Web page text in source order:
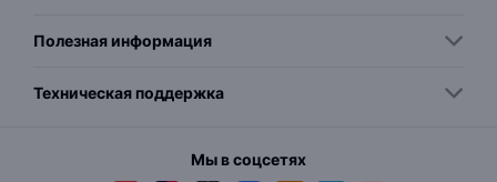
Полезная информация
Техническая поддержка
Мы в соцсетях